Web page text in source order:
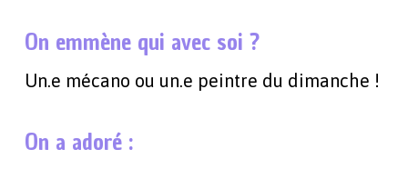
On emmène qui avec soi ?
Un.e mécano ou un.e peintre du dimanche !
On a adoré :